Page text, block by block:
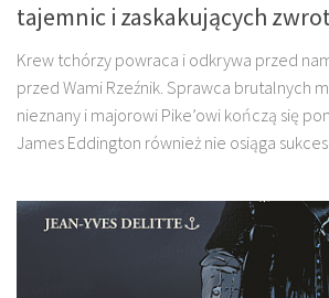
tajemnic i zaskakujących
Krew tchórzy powraca i odkrywa przed
przed Wami Rzeźnik. Sprawca brutalnych
nieznany i majorowi Pike’owi kończą się
James Eddington również nie osiąga